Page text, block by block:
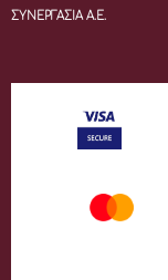
ΣΥΝΕΡΓΑΣΙΑ Α.Ε.